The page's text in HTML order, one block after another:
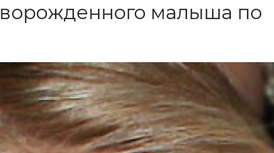
малыша по